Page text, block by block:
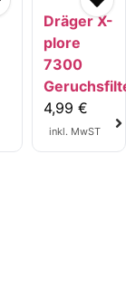
Dräger X-
plore
7300
4,99 €
inkl. MwST